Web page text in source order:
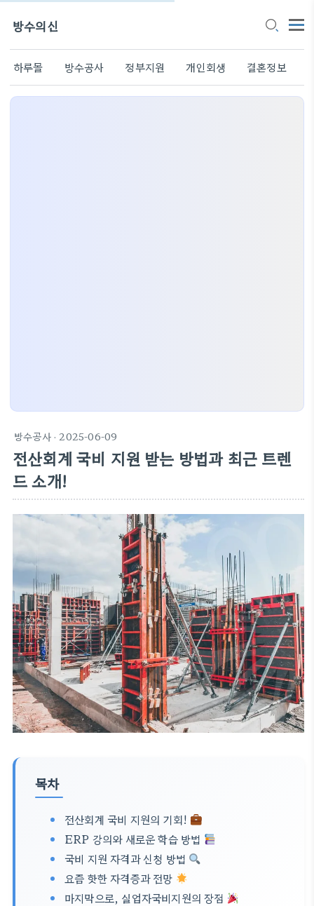
방수의신
하루몰 방수공사 정부지원 개인회생 결혼정보
방수공사· 2025-06-09
전산회계 국비 지원 받는 방법과 최근 트렌
드 소개!
목차
전산회계 국비 지원의 기회!
ERP 강의와 새로운 학습 방법
국비 지원 자격과 신청 방법
요즘 핫한 자격증과 전망
마지막으로, 실업자국비지원의 장점